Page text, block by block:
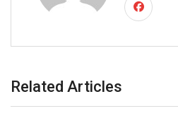
Related Articles